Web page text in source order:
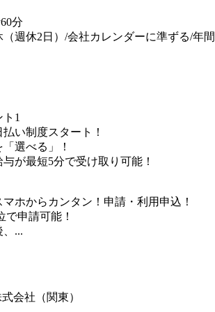
分
（週休2日）/会社カレンダーに準ずる/年
1
い制度スタート！
選べる」！
が最短5分で受け取り可能！
マホからカンタン！申請・利用申込！
で申請可能！
、...
会社（関東）